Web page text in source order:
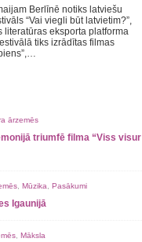
Berlīnē notiks latviešu
“Vai viegli būt latvietim?”,
literatūras eksporta platforma
tiks izrādītas filmas
ārzemēs
triumfē filma “Viss visur
Mūzika Pasākumi
Igaunijā
Māksla